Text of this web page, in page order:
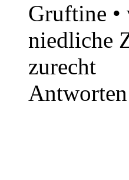
Gruftine •
niedliche
zurecht
Antworten